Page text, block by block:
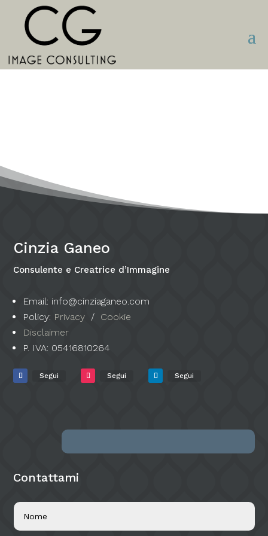
Cinzia Ganeo
Consulente e Creatrice d’Immagine
Email: info@cinziaganeo.com
Policy: Privacy / Cookie
Disclaimer
P. IVA: 05416810264
Segui Segui Segui
Contattami